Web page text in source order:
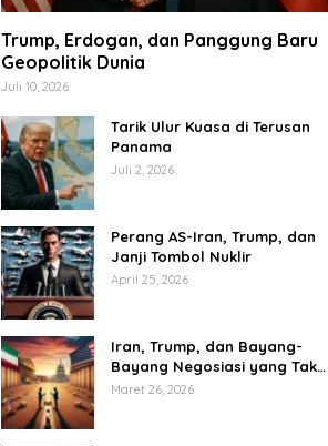
Trump, Erdogan, dan Panggung Baru
Geopolitik Dunia
Juli 10, 2026
Tarik Ulur Kuasa di Terusan
Panama
Juli 2, 2026
Perang AS-Iran, Trump, dan
Janji Tombol Nuklir
April 25, 2026
Iran, Trump, dan Bayang-
Bayang Negosiasi yang Tak
Pernah Usai
Maret 26, 2026